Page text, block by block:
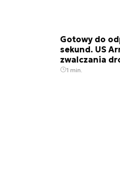
Gotowy do
sekund. US
zwalczania
1 min.